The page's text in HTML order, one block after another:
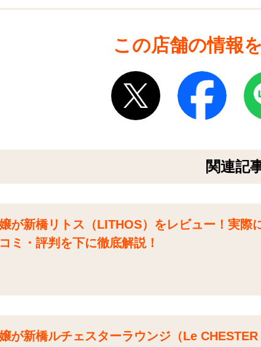
この店舗の情報
関連記
が新橋リトス（LITHOS）をレビュー！実際
ミ・評判を下に徹底解説！
が新橋ルチェスターラウンジ（Le